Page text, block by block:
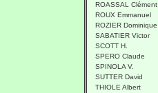
ROASSAL Clément
ROUX Emmanuel
ROZIER Dominique
SABATIER Victor
SCOTT H.
SPERO Claude
SPINOLA V.
SUTTER David
THIOLE Albert